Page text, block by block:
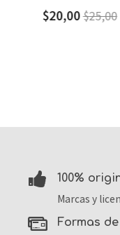
$20,00 $25,00
100%
Marcas y
formas